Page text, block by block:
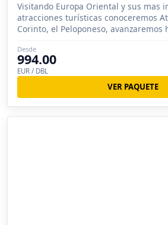
Visitando Europa Oriental y sus mas
atracciones turísticas conoceremos
Corinto, el Peloponeso, avanzaremos
Desde
994.00
EUR / DBL
VER PAQUETE